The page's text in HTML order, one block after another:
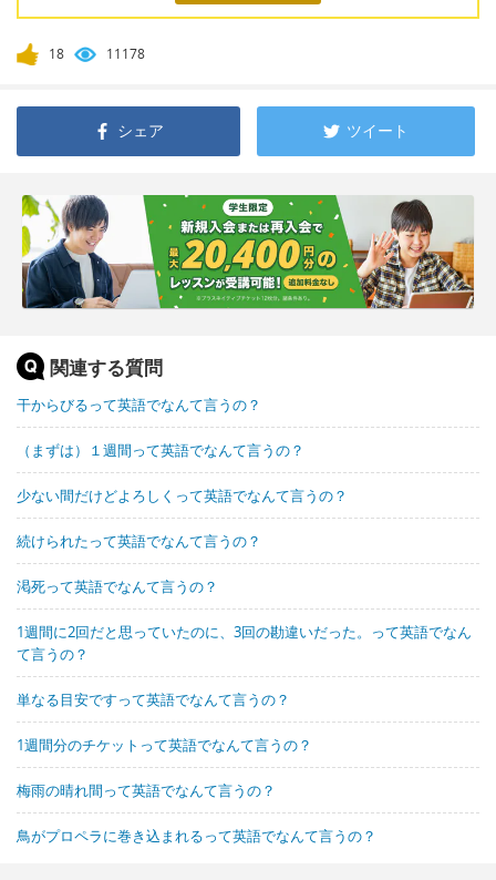
18 11178
シェア ツイート
関連する質問
干からびるって英語でなんて言うの？
（まずは）１週間って英語でなんて言うの？
少ない間だけどよろしくって英語でなんて言うの？
続けられたって英語でなんて言うの？
渇死って英語でなんて言うの？
1週間に2回だと思っていたのに、3回の勘違いだった。って英語でなん
て言うの？
単なる目安ですって英語でなんて言うの？
1週間分のチケットって英語でなんて言うの？
梅雨の晴れ間って英語でなんて言うの？
鳥がプロペラに巻き込まれるって英語でなんて言うの？